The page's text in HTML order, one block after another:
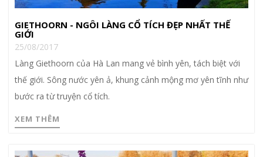
GIETHOORN - NGÔI LÀNG CỔ TÍCH ĐẸP NHẤT THẾ
GIỚI
25/08/2017
Làng Giethoorn của Hà Lan mang vẻ bình yên, tách biệt với
thế giới. Sông nước yên ả, khung cảnh mộng mơ yên tĩnh như
bước ra từ truyện cổ tích.
XEM THÊM